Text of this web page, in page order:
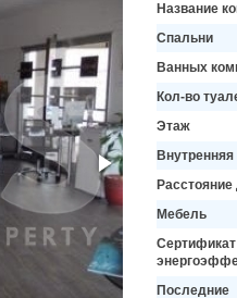
Название
Спальни
Ванных
Кол-во
Этаж
Расстояние
Мебель
Сертификат
Последние